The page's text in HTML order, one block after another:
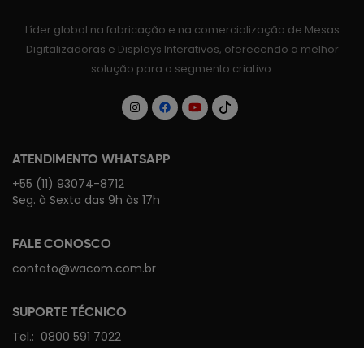
Líder global na fabricação e na comercialização de Mesas
Digitalizadoras e Displays Interativos, oferecendo a melhor
solução para o segmento criativo.
ATENDIMENTO WHATSAPP
+55 (11) 93074-8712
Seg. à Sexta das 9h às 17h
FALE CONOSCO
contato@wacom.com.br
SUPORTE TÉCNICO
Tel.: 0800 591 7022